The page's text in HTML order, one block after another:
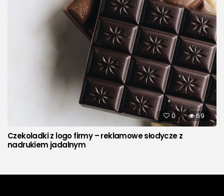
0 69
Czekoladki z logo firmy – reklamowe słodycze z
nadrukiem jadalnym